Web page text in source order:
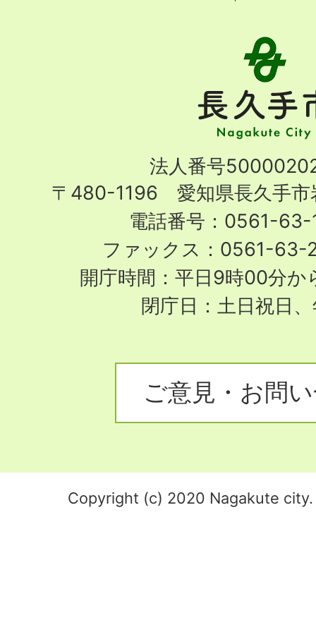
手
市
City
法人番号
〒480-1196 愛知県長久手市
電話番号：0561-63-
ファックス：0561-63-
開庁時間：平日9時00分か
閉庁日：土日祝日
ご意見・お問
Copyright (c) 2020 Nagakute